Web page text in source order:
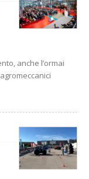
anche l’ormai